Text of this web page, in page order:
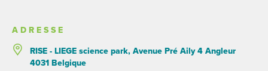
ADRESSE
RISE - LIEGE science park, Avenue Pré Aily 4 Angleur
4031 Belgique